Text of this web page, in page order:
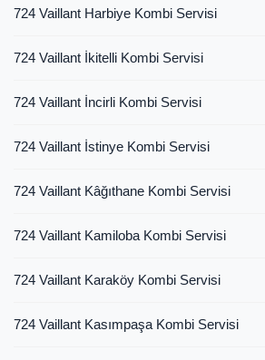
724 Vaillant Harbiye Kombi Servisi
724 Vaillant İkitelli Kombi Servisi
724 Vaillant İncirli Kombi Servisi
724 Vaillant İstinye Kombi Servisi
724 Vaillant Kâğıthane Kombi Servisi
724 Vaillant Kamiloba Kombi Servisi
724 Vaillant Karaköy Kombi Servisi
724 Vaillant Kasımpaşa Kombi Servisi